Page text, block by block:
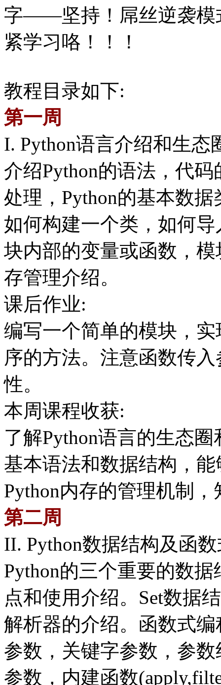
字——坚持！屌丝逆袭模
紧学习咯！！！
教程目录如下:
第一周
I. Python语言介绍和生态
介绍Python的语法，代
处理，Python的基本数
如何构建一个类，如何
块内部的变量或函数，
存管理介绍。
课后作业:
编写一个简单的模块，
序的方法。注意函数传
性。
本周课程收获:
了解Python语言的生态
基本语法和数据结构，
Python内存的管理机制
第二周
II. Python数据结构及函
Python的三个重要的数
点和使用介绍。Set数据
解析器的介绍。函数式
参数，关键字参数，参
参数，内建函数